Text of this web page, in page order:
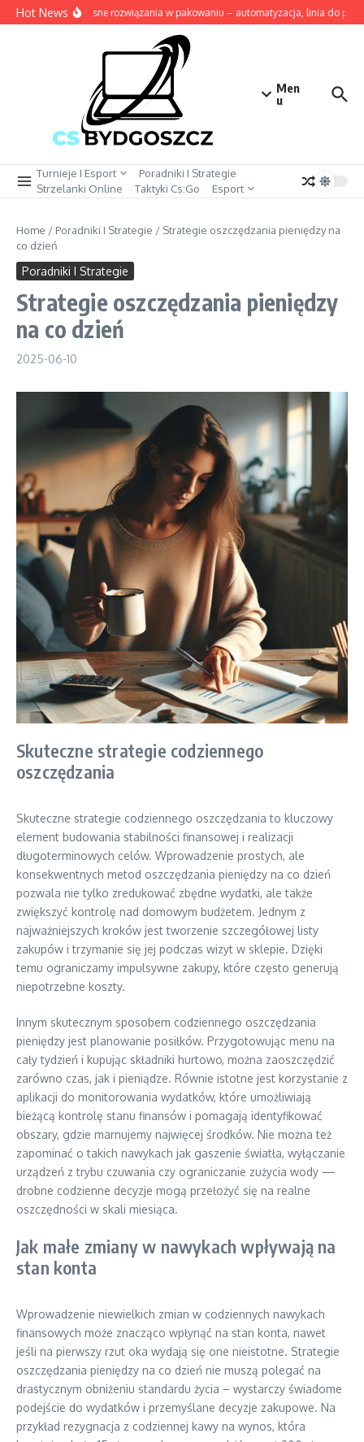
Przejdź do treści
Hot NewsNowoczesne rozwiązania w pakowaniu – automatyzacja, linia do
Men
u
Turnieje I Esport
Poradniki I Strategie
Strzelanki Online
Taktyki Cs:Go Esport
Home / Poradniki I Strategie / Strategie oszczędzania pieniędzy na
co dzień
Poradniki I Strategie
Strategie oszczędzania pieniędzy
na co dzień
2025-06-10
Skuteczne strategie codziennego
oszczędzania
Skuteczne strategie codziennego oszczędzania to kluczowy
element budowania stabilności finansowej i realizacji
długoterminowych celów. Wprowadzenie prostych, ale
konsekwentnych metod oszczędzania pieniędzy na co dzień
pozwala nie tylko zredukować zbędne wydatki, ale także
zwiększyć kontrolę nad domowym budżetem. Jednym z
najważniejszych kroków jest tworzenie szczegółowej listy
zakupów i trzymanie się jej podczas wizyt w sklepie. Dzięki
temu ograniczamy impulsywne zakupy, które często generują
niepotrzebne koszty.
Innym skutecznym sposobem codziennego oszczędzania
pieniędzy jest planowanie posiłków. Przygotowując menu na
cały tydzień i kupując składniki hurtowo, można zaoszczędzić
zarówno czas, jak i pieniądze. Równie istotne jest korzystanie z
aplikacji do monitorowania wydatków, które umożliwiają
bieżącą kontrolę stanu finansów i pomagają identyfikować
obszary, gdzie marnujemy najwięcej środków. Nie można też
zapominać o takich nawykach jak gaszenie światła, wyłączanie
urządzeń z trybu czuwania czy ograniczanie zużycia wody —
drobne codzienne decyzje mogą przełożyć się na realne
oszczędności w skali miesiąca.
Jak małe zmiany w nawykach wpływają na
stan konta
Wprowadzenie niewielkich zmian w codziennych nawykach
finansowych może znacząco wpłynąć na stan konta, nawet
jeśli na pierwszy rzut oka wydają się one nieistotne. Strategie
oszczędzania pieniędzy na co dzień nie muszą polegać na
drastycznym obniżeniu standardu życia – wystarczy świadome
podejście do wydatków i przemyślane decyzje zakupowe. Na
przykład rezygnacja z codziennej kawy na wynos, która